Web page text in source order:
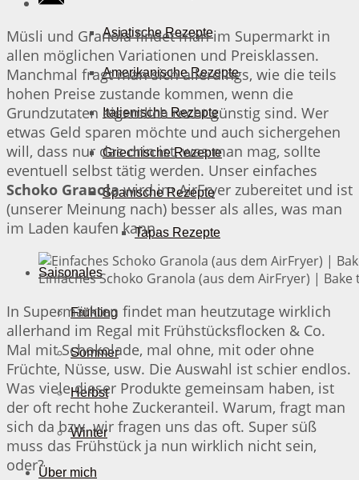
Asiatische Rezepte
Amerikanische Rezepte
Italienische Rezepte
Griechische Rezepte
Spanische Rezepte
Tapas Rezepte
Saisonales
Frühling
Sommer
Herbst
Winter
Über mich
Müsli und Granola findet man im Supermarkt in
allen möglichen Variationen und Preisklassen.
Manchmal fragt man sich allerdings, wie die teils
hohen Preise zustande kommen, wenn die
Grundzutaten eigentlich recht günstig sind. Wer
etwas Geld sparen möchte und auch sichergehen
will, dass nur das drin ist, was man mag, sollte
eventuell selbst tätig werden. Unser einfaches
Schoko Granolawird im AirFryer zubereitet und ist
(unserer Meinung nach) besser als alles, was man
im Laden kaufen kann.
Einfaches Schoko Granola (aus dem AirFryer) |
In Supermärkten findet man heutzutage wirklich
allerhand im Regal mit Frühstücksflocken & Co.
Mal mit Schokolade, mal ohne, mit oder ohne
Früchte, Nüsse, usw. Die Auswahl ist schier endlos.
Was viele dieser Produkte gemeinsam haben, ist
der oft recht hohe Zuckeranteil. Warum, fragt man
sich da bzw. wir fragen uns das oft. Super süß
muss das Frühstück ja nun wirklich nicht sein,
oder?